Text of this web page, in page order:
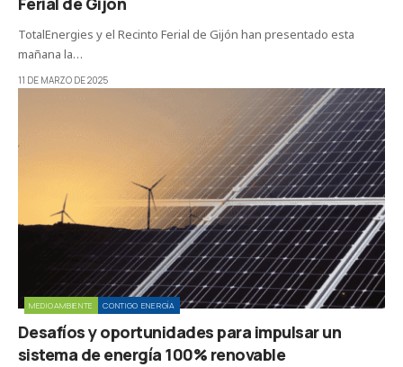
TotalEnergies y el Recinto Ferial de Gijón han presentado esta
mañana la…
11 DE MARZO DE 2025
MEDIOAMBIENTE CONTIGO ENERGÍA
Desafíos y oportunidades para impulsar un
sistema de energía 100% renovable